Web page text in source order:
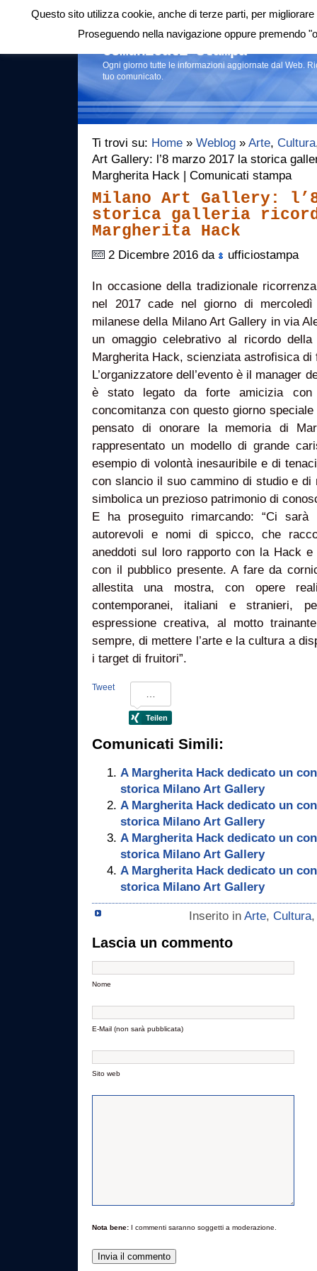
Login|RSS |
Comunicati stampa
Ogni giorno tutte le informazioni aggiornate dal Web.
tuo comunicato.
Ti trovi su: Home » Weblog » Arte, Cultura
Art Gallery: l’8 marzo 2017 la storica
Margherita Hack | Comunicati stampa
Milano Art Gallery:
storica galleria
Margherita Hack
2 Dicembre 2016 da ufficiostampa
In occasione della tradizionale
nel 2017 cade nel giorno di
milanese della Milano Art Gallery in via
un omaggio celebrativo al ricordo
Margherita Hack, scienziata astrofisica di
L’organizzatore dell’evento è il manager
è stato legato da forte amicizia
concomitanza con questo giorno
pensato di onorare la memoria di
rappresentato un modello di grande
esempio di volontà inesauribile e di
con slancio il suo cammino di studio e
simbolica un prezioso patrimonio di
E ha proseguito rimarcando: “Ci sarà
autorevoli e nomi di spicco, che
aneddoti sul loro rapporto con la Hack
con il pubblico presente. A fare da
allestita una mostra, con opere
contemporanei, italiani e stranieri,
espressione creativa, al motto
sempre, di mettere l’arte e la cultura a
i target di fruitori”.
Tweet
Comunicati Simili:
A Margherita Hack dedicato un
storica Milano Art Gallery
A Margherita Hack dedicato un
storica Milano Art Gallery
A Margherita Hack dedicato un
storica Milano Art Gallery
A Margherita Hack dedicato un
storica Milano Art Gallery
Inserito in Arte, Cultura
Lascia un commento
Nome
E-Mail (non sarà pubblicata)
Sito web
Nota bene: I commenti saranno soggetti a moderazione.
Questo sito utilizza cookie, anche di terze parti, per
Proseguendo nella navigazione oppure premendo